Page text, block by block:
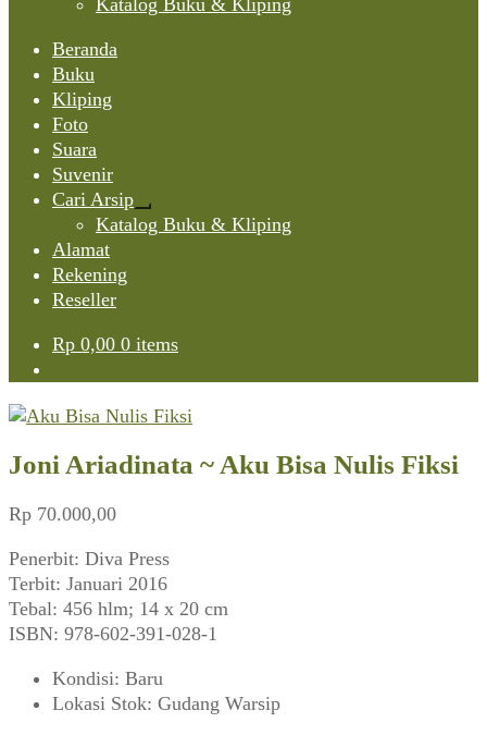
Katalog Buku & Kliping
Beranda
Buku
Kliping
Foto
Suara
Suvenir
Cari Arsip
Expand
child
Katalog Buku & Kliping
Alamat
Rekening
Reseller
Rp 0,00 0 items
Joni Ariadinata ~ Aku Bisa Nulis Fiksi
Rp 70.000,00
Penerbit: Diva Press
Terbit: Januari 2016
Tebal: 456 hlm; 14 x 20 cm
ISBN: 978-602-391-028-1
Kondisi: Baru
Lokasi Stok: Gudang Warsip